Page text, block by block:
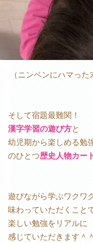
（ニンベンにハマっ
そして宿題最難関！
漢字学習の遊び方と
幼児期から楽しめる勉
のひとつ歴史人物カー
遊びながら学ぶワクワ
味わっていただくこと
楽しい勉強をリアルに
感じていただきます＾＾